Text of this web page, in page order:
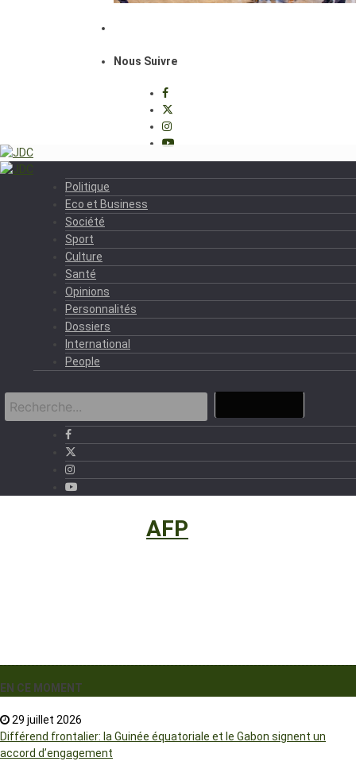
Nous Suivre
Politique
Eco et Business
Société
Sport
Culture
Santé
Opinions
Personnalités
Dossiers
International
People
AFP
EN CE MOMENT
29 juillet 2026
Différend frontalier: la Guinée équatoriale et le Gabon signent un
accord d’engagement